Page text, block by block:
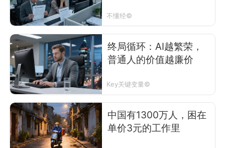
不懂经©
终局循环：AI越繁荣，
普通人的价值越廉价
Key关键变量©
中国有1300万人，困在
单价3元的工作里